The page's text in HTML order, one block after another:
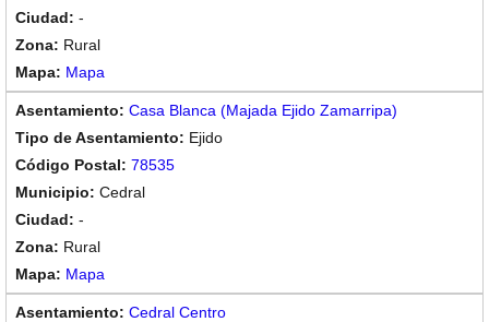
-
Rural
Mapa
Casa Blanca (Majada Ejido Zamarripa)
Ejido
78535
Cedral
-
Rural
Mapa
Cedral Centro